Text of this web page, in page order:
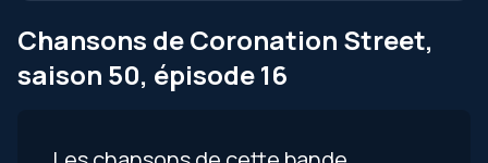
Chansons de Coronation Street,
saison 50, épisode 16